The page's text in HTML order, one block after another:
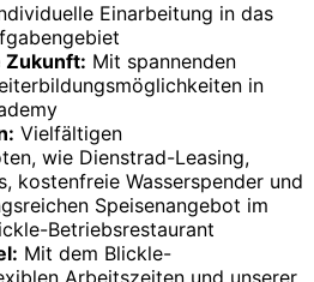
Einarbeitung in das
Zukunft: Mit spannenden
in
Vielfältigen
wie Dienstrad-Leasing,
kostenfreie Wasserspender und
Speisenangebot im
Betriebsrestaurant
Mit dem Blickle-